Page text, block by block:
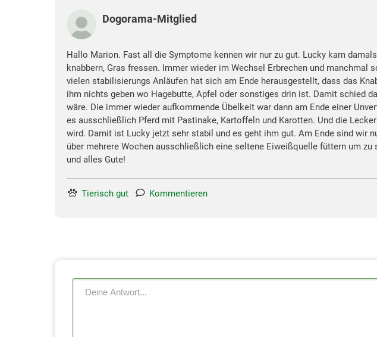
Dogorama-Mitglied
Hallo Marion. Fast all die Symptome kennen wir nur zu gut. Lucky kam
knabbern, Gras fressen. Immer wieder im Wechsel Erbrechen und
vielen stabilisierungs Anläufen hat sich am Ende herausgestellt, dass das
ihm nichts geben wo Hagebutte, Apfel oder sonstiges drin ist. Damit schied
wäre. Die immer wieder aufkommende Übelkeit war dann am Ende einer
es ausschließlich Pferd mit Pastinake, Kartoffeln und Karotten. Und die
wird. Damit ist Lucky jetzt sehr stabil und es geht ihm gut. Am Ende sind wir
über mehrere Wochen ausschließlich eine seltene Eiweißquelle füttern um
und alles Gute!
Tierisch gut Kommentieren